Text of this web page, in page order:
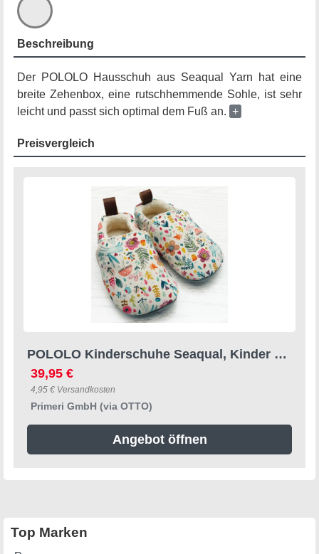
Beschreibung
Der POLOLO Hausschuh aus Seaqual Yarn hat eine
breite Zehenbox, eine rutschhemmende Sohle, ist sehr
leicht und passt sich optimal dem Fuß an. +
Preisvergleich
POLOLO Kinderschuhe Seaqual, Kinder Hausschuh aus Upcycling-Meeresplastik und Bio-Baumwolle
39,95 €
4,95 € Versandkosten
Primeri GmbH (via OTTO)
Angebot öffnen
Top Marken